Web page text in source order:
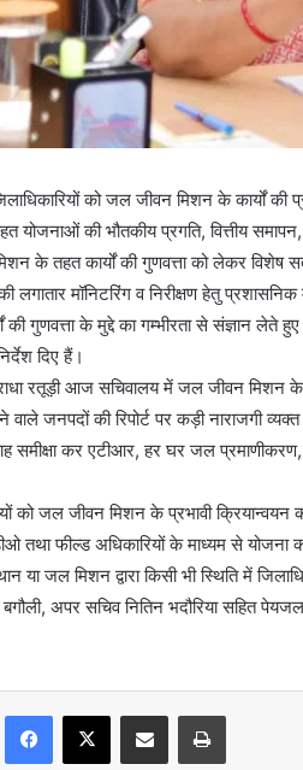
को जल जीवन मिशन के कार्यों की
की भौतकीय प्रगति, वित्तीय
के तहत कार्यों की गुणवत्ता को लेकर विशेष
की लगातार मॉनिटरिंग व निरीक्षण हेतु
की गुणवत्ता के मुद्दे का गम्भीरता से संज्ञान
दिए हैं।
रतूड़ी आज सचिवालय में जल जीवन मिशन के
जनपदों की रिपोर्ट पर कड़ी नाराजगी
समीक्षा कर एटीआर, हर घर जल
को जल जीवन मिशन के प्रभावी
तथा फील्ड अधिकारियों के माध्यम से योजना
या जल मिशन द्वारा किसी भी स्थिति में
अपर सचिव नितिन भदौरिया सहित